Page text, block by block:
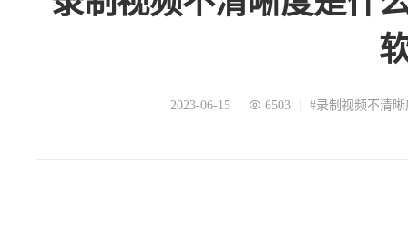
2023-06-15 6503 #录制视频不清晰